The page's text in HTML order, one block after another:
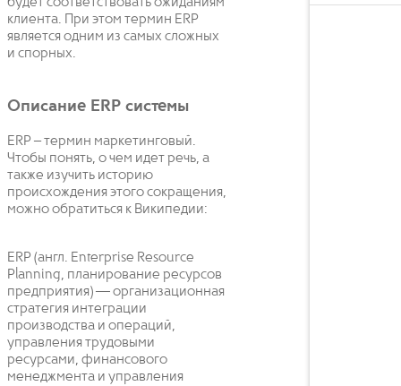
клиента. При этом термин ERP
является одним из самых сложных
и спорных.
Описание ERP системы
ERP – термин маркетинговый.
Чтобы понять, о чем идет речь, а
также изучить историю
происхождения этого сокращения,
можно обратиться к Википедии:
ERP (англ. Enterprise Resource
Planning, планирование ресурсов
предприятия) — организационная
стратегия интеграции
производства и операций,
управления трудовыми
ресурсами, финансового
менеджмента и управления